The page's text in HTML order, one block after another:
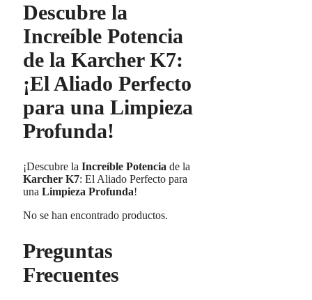
Descubre la
Increíble Potencia
de la Karcher K7:
¡El Aliado Perfecto
para una Limpieza
Profunda!
¡Descubre la Increíble Potencia de la
Karcher K7: El Aliado Perfecto para
una Limpieza Profunda!
No se han encontrado productos.
Preguntas
Frecuentes